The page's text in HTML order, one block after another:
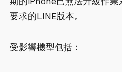
要求的LINE版本。
受影響機型包括：